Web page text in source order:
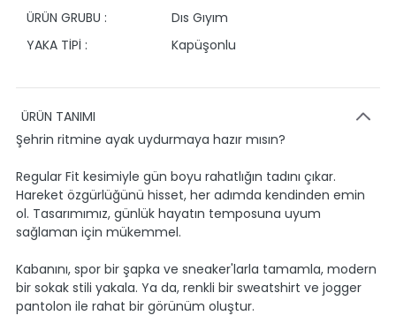
ÜRÜN GRUBU :
Dıs Gıyım
YAKA TİPİ :
Kapüşonlu
ÜRÜN TANIMI
Şehrin ritmine ayak uydurmaya hazır mısın?
Regular Fit kesimiyle gün boyu rahatlığın tadını çıkar.
Hareket özgürlüğünü hisset, her adımda kendinden emin
ol. Tasarımımız, günlük hayatın temposuna uyum
sağlaman için mükemmel.
Kabanını, spor bir şapka ve sneaker'larla tamamla, modern
bir sokak stili yakala. Ya da, renkli bir sweatshirt ve jogger
pantolon ile rahat bir görünüm oluştur.